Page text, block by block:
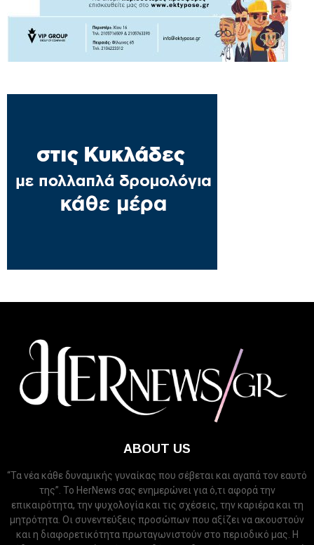
ABOUT US
“Τα νέα κάθε δυναμικής γυναίκας που σέβεται και αγαπά τον εαυτό
της”. Το HerNews σας ενημερώνει για ό,τι αφορά την
επικαιρότητα, την ψυχολογία και τις σχέσεις, την καριέρα και τη
μητρότητα. Οι συνεντεύξεις προσώπων που αξίζει να ακουστούν
και η διαφορετικότητα πρωταγωνιστούν στο περιοδικό μας. Η